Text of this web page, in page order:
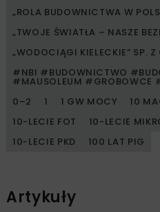
„ROLA BUDOWNICTWA W
„TWOJE ŚWIATŁA – NASZE
„WODOCIĄGI KIELECKIE” SP. Z
#NBI #BUDOWNICTWO
#MAUSOLEUM #GROBOWCE
0–2
1 1 GW MOCY
10
10-LECIE FOT
10-LECIE
10-LECIE PKD
100 LAT PIG
Artykuły